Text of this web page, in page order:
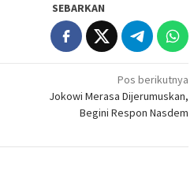
SEBARKAN
Pos berikutnya
Jokowi Merasa Dijerumuskan,
Begini Respon Nasdem